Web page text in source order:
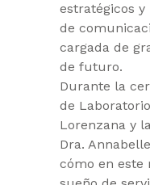
estratégicos y
de
cargada de
de futuro.
Durante la
de
Lorenzana y
Dra.
cómo en este